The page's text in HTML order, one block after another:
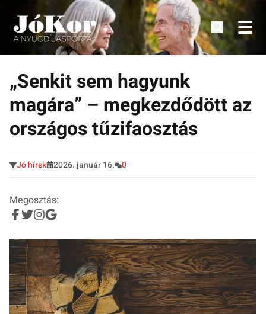
Tovább
tartalomra
Tudnivalók, érdekességek idősek számára.
„Senkit sem hagyunk
magára” – megkezdődött az
országos tűzifaosztás
Jó hírek 2026. január 16. 0
Megosztás: